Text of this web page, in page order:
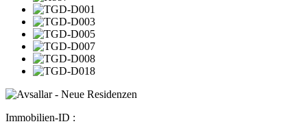
Immobilien-ID :